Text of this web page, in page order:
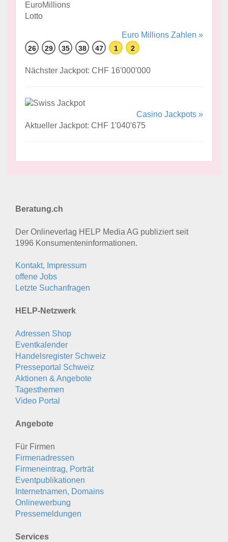
Euro Millions Zahlen »
26 29 35 38 47 1 2
Nächster Jackpot: CHF 16'000'000
Casino Jackpots »
Aktueller Jackpot: CHF 1'040'675
Beratung.ch
Der Onlineverlag HELP Media AG publiziert seit
1996 Konsumenten­informationen.
Kontakt, Impressum
offene Jobs
Letzte Suchanfragen
HELP-Netzwerk
Adressen Shop
Eventkalender
Handelsregister Schweiz
Presseportal Schweiz
Aktionen & Angebote
Tagesthemen
Video Portal
Angebote
Für Firmen
Firmenadressen
Firmeneintrag, Porträt
Eventpublikationen
Internetnamen, Domains
Onlinewerbung
Pressemeldungen
Services